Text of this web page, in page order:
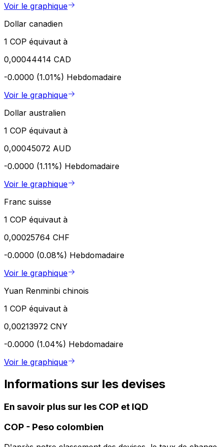
Voir le graphique
Dollar canadien
1 COP équivaut à
0,00044414 CAD
-0.0000 (1.01%) Hebdomadaire
Voir le graphique
Dollar australien
1 COP équivaut à
0,00045072 AUD
-0.0000 (1.11%) Hebdomadaire
Voir le graphique
Franc suisse
1 COP équivaut à
0,00025764 CHF
-0.0000 (0.08%) Hebdomadaire
Voir le graphique
Yuan Renminbi chinois
1 COP équivaut à
0,00213972 CNY
-0.0000 (1.04%) Hebdomadaire
Voir le graphique
Informations sur les devises
En savoir plus sur les COP et IQD
COP - Peso colombien